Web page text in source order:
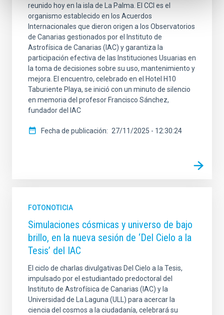
reunido hoy en la isla de La Palma. El CCI es el
organismo establecido en los Acuerdos
Internacionales que dieron origen a los Observatorios
de Canarias gestionados por el Instituto de
Astrofísica de Canarias (IAC) y garantiza la
participación efectiva de las Instituciones Usuarias en
la toma de decisiones sobre su uso, mantenimiento y
mejora. El encuentro, celebrado en el Hotel H10
Taburiente Playa, se inició con un minuto de silencio
en memoria del profesor Francisco Sánchez,
fundador del IAC
Fecha de publicación 27/11/2025 - 12:30:24
FOTONOTICIA
Simulaciones cósmicas y universo de bajo
brillo, en la nueva sesión de ‘Del Cielo a la
Tesis’ del IAC
El ciclo de charlas divulgativas Del Cielo a la Tesis,
impulsado por el estudiantado predoctoral del
Instituto de Astrofísica de Canarias (IAC) y la
Universidad de La Laguna (ULL) para acercar la
ciencia del cosmos a la ciudadanía, celebrará su